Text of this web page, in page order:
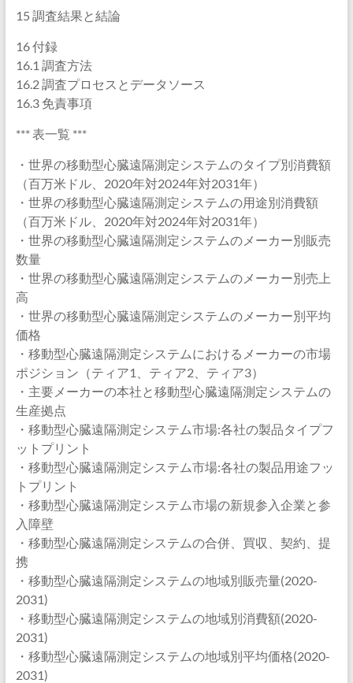
15 調査結果と結論
16 付録
16.1 調査方法
16.2 調査プロセスとデータソース
16.3 免責事項
*** 表一覧 ***
・世界の移動型心臓遠隔測定システムのタイプ別消費額
（百万米ドル、2020年対2024年対2031年）
・世界の移動型心臓遠隔測定システムの用途別消費額
（百万米ドル、2020年対2024年対2031年）
・世界の移動型心臓遠隔測定システムのメーカー別販売
数量
・世界の移動型心臓遠隔測定システムのメーカー別売上
高
・世界の移動型心臓遠隔測定システムのメーカー別平均
価格
・移動型心臓遠隔測定システムにおけるメーカーの市場
ポジション（ティア1、ティア2、ティア3）
・主要メーカーの本社と移動型心臓遠隔測定システムの
生産拠点
・移動型心臓遠隔測定システム市場:各社の製品タイプフ
ットプリント
・移動型心臓遠隔測定システム市場:各社の製品用途フッ
トプリント
・移動型心臓遠隔測定システム市場の新規参入企業と参
入障壁
・移動型心臓遠隔測定システムの合併、買収、契約、提
携
・移動型心臓遠隔測定システムの地域別販売量(2020-
2031)
・移動型心臓遠隔測定システムの地域別消費額(2020-
2031)
・移動型心臓遠隔測定システムの地域別平均価格(2020-
2031)